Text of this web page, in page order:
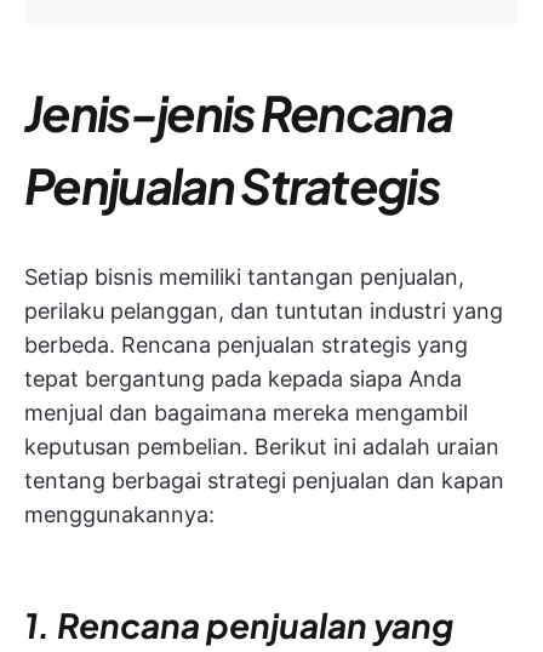
Jenis-jenis Rencana
Penjualan Strategis
Setiap bisnis memiliki tantangan penjualan,
perilaku pelanggan, dan tuntutan industri yang
berbeda. Rencana penjualan strategis yang
tepat bergantung pada kepada siapa Anda
menjual dan bagaimana mereka mengambil
keputusan pembelian. Berikut ini adalah uraian
tentang berbagai strategi penjualan dan kapan
menggunakannya:
1. Rencana penjualan yang